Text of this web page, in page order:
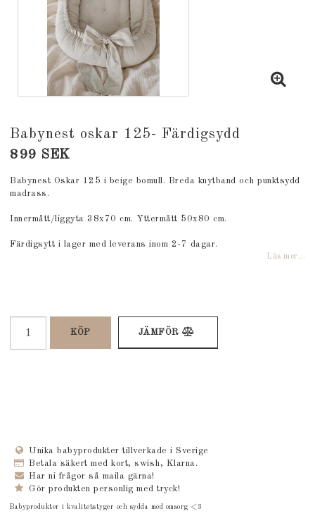
Babynest oskar 125- Färdigsydd
899 SEK
Babynest Oskar 125 i beige bomull. Breda knytband och punktsydd
madrass.
Innermått/liggyta 38x70 cm. Yttermått 50x80 cm.
Färdigsytt i lager med leverans inom 2-7 dagar.
Läs mer...
KÖP JÄMFÖR
Unika babyprodukter tillverkade i Sverige
Betala säkert med kort, swish, Klarna.
Har ni frågor så maila gärna!
Gör produkten personlig med tryck!
Babyprodukter i kvalitetstyger och sydda med omsorg <3